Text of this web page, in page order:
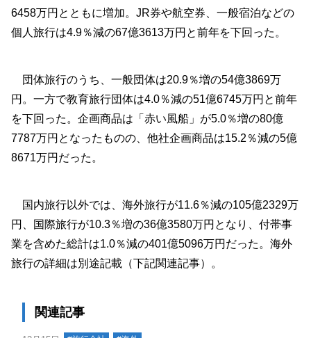
6458万円とともに増加。JR券や航空券、一般宿泊などの
個人旅行は4.9％減の67億3613万円と前年を下回った。
団体旅行のうち、一般団体は20.9％増の54億3869万
円。一方で教育旅行団体は4.0％減の51億6745万円と前年
を下回った。企画商品は「赤い風船」が5.0％増の80億
7787万円となったものの、他社企画商品は15.2％減の5億
8671万円だった。
国内旅行以外では、海外旅行が11.6％減の105億2329万
円、国際旅行が10.3％増の36億3580万円となり、付帯事
業を含めた総計は1.0％減の401億5096万円だった。海外
旅行の詳細は別途記載（下記関連記事）。
関連記事